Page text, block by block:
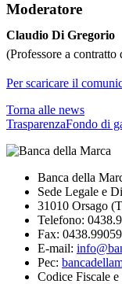
Moderatore
Claudio Di Gregorio
(Professore a
Per scaricare il
Torna alle news
TrasparenzaFondo di
Banca della
Sede Legale e
31010 Orsago
Telefono:
Fax:
E-mail:
Pec:
Codice Fiscale